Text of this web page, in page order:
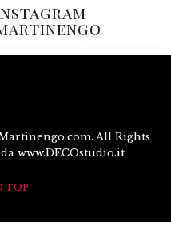
All Rights
www.DECOstudio.it
TOP